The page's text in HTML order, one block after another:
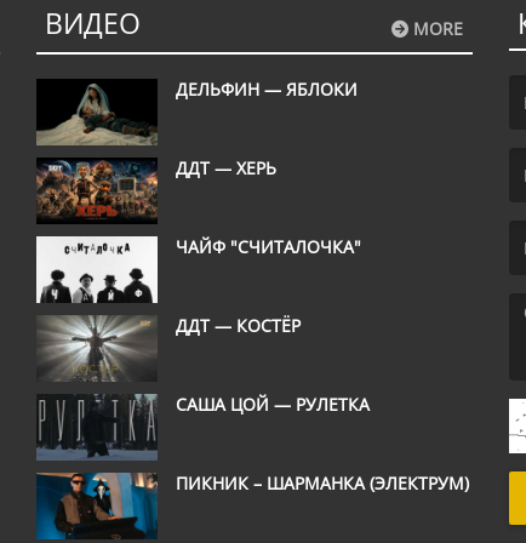
MORE
ВИДЕО
ДЕЛЬФИН — ЯБЛОКИ
ДДТ — ХЕРЬ
ЧАЙФ "СЧИТАЛОЧКА"
ДДТ — КОСТЁР
САША ЦОЙ — РУЛЕТКА
ПИКНИК – ШАРМАНКА (ЭЛЕКТРУМ)